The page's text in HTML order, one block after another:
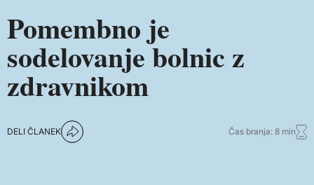
Pomembno je
sodelovanje bolnic z
zdravnikom
DELI ČLANEK Čas branja: 8 min